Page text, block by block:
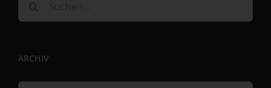
nach:
ARCHIVVerfahren ausgeführte Vorgang oder jede solche